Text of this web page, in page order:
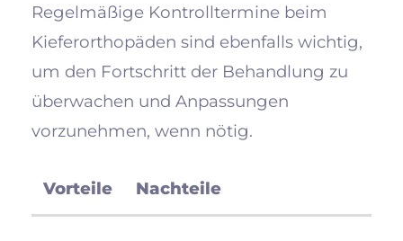
Regelmäßige Kontrolltermine beim
Kieferorthopäden sind ebenfalls wichtig,
um den Fortschritt der Behandlung zu
überwachen und Anpassungen
vorzunehmen, wenn nötig.
Vorteile Nachteile